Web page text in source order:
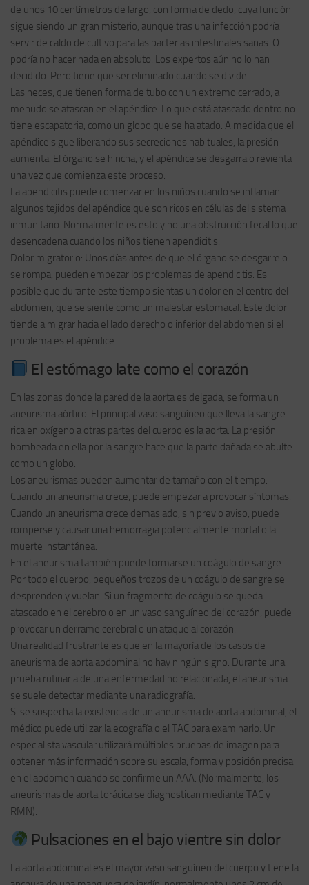
de unos 10 centímetros de largo, con forma de dedo, cuya función
sigue siendo un gran misterio, aunque tras una infección podría
servir de caldo de cultivo para las bacterias intestinales sanas. O
podría no hacer nada en absoluto. Los expertos aún no lo han
decidido. Pero tiene que ser eliminado cuando se divide.
Las heces, que tienen forma de tubo con un extremo cerrado, a
menudo se atascan en el apéndice. Lo que está atascado dentro no
tiene escapatoria, como un globo que se ha atado. A medida que el
apéndice sigue liberando sus secreciones habituales, la presión
aumenta. El órgano se hincha, y el apéndice se desgarra o revienta
una vez que comienza este proceso.
La apendicitis puede comenzar en los niños cuando se inflaman
algunos tejidos del apéndice que son ricos en células del sistema
inmunitario. Normalmente es esto y no una obstrucción fecal lo que
desencadena cuando los niños tienen apendicitis.
Dolor migratorio: Unos días antes de que el órgano se desgarre o
se rompa, pueden empezar los problemas de apendicitis. Es
posible que durante este tiempo sientas un dolor en el centro del
abdomen, que se siente como un malestar estomacal. Este dolor
tiende a migrar hacia el lado derecho o inferior del abdomen si el
problema es el apéndice.
El estómago late como el corazón
En las zonas donde la pared de la aorta es delgada, se forma un
aneurisma aórtico. El principal vaso sanguíneo que lleva la sangre
rica en oxígeno a otras partes del cuerpo es la aorta. La presión
bombeada en ella por la sangre hace que la parte dañada se abulte
como un globo.
Los aneurismas pueden aumentar de tamaño con el tiempo.
Cuando un aneurisma crece, puede empezar a provocar síntomas.
Cuando un aneurisma crece demasiado, sin previo aviso, puede
romperse y causar una hemorragia potencialmente mortal o la
muerte instantánea.
En el aneurisma también puede formarse un coágulo de sangre.
Por todo el cuerpo, pequeños trozos de un coágulo de sangre se
desprenden y vuelan. Si un fragmento de coágulo se queda
atascado en el cerebro o en un vaso sanguíneo del corazón, puede
provocar un derrame cerebral o un ataque al corazón.
Una realidad frustrante es que en la mayoría de los casos de
aneurisma de aorta abdominal no hay ningún signo. Durante una
prueba rutinaria de una enfermedad no relacionada, el aneurisma
se suele detectar mediante una radiografía.
Si se sospecha la existencia de un aneurisma de aorta abdominal, el
médico puede utilizar la ecografía o el TAC para examinarlo. Un
especialista vascular utilizará múltiples pruebas de imagen para
obtener más información sobre su escala, forma y posición precisa
en el abdomen cuando se confirme un AAA. (Normalmente, los
aneurismas de aorta torácica se diagnostican mediante TAC y
RMN).
Pulsaciones en el bajo vientre sin dolor
La aorta abdominal es el mayor vaso sanguíneo del cuerpo y tiene la